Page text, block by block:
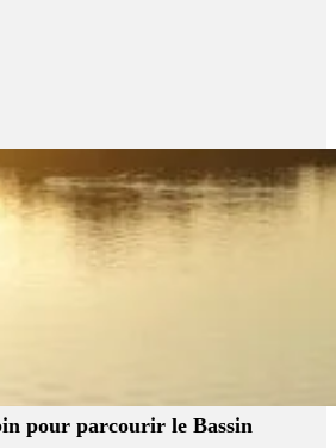
pour parcourir le Bassin